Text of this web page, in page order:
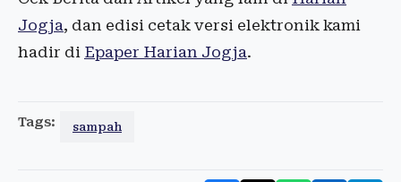
Jogja, dan edisi cetak versi elektronik kami
hadir di Epaper Harian Jogja.
Tags: sampah